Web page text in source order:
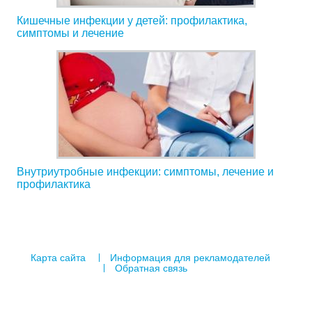
Кишечные инфекции у детей: профилактика,
симптомы и лечение
Внутриутробные инфекции: симптомы, лечение и
профилактика
Карта сайта
Информация для рекламодателей
Обратная связь